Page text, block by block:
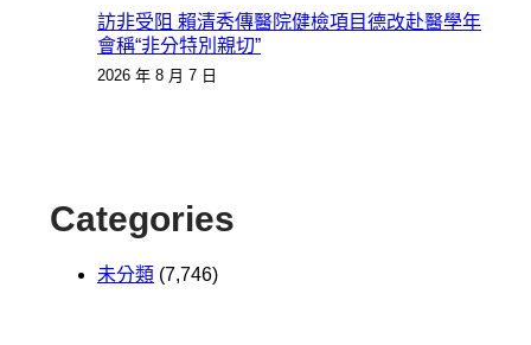
訪非受阻 賴清秀傳醫院健檢項目德改赴醫學年
會稱“非分特別親切”
2026 年 8 月 7 日
Categories
未分類 (7,746)